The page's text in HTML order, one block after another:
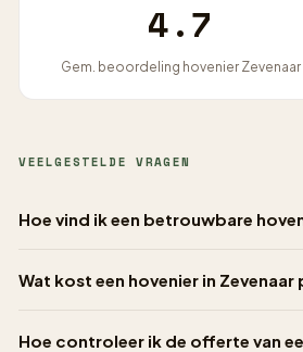
4.7
Gem. beoordeling hovenier Zevenaar
VEELGESTELDE VRAGEN
Hoe vind ik een betrouwbare
Wat kost een hovenier in Zevenaar
Hoe controleer ik de offerte van